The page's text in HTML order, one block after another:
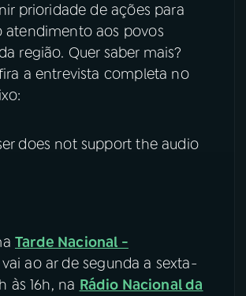
prioridade de ações para
atendimento aos povos
região. Quer saber mais?
a entrevista completa no
does not support the audio
Tarde Nacional -
vai ao ar de segunda a sexta-
às 16h, na Rádio Nacional da